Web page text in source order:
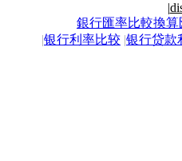
|
銀行匯率比較換算
|银行利率比较 |银行贷款